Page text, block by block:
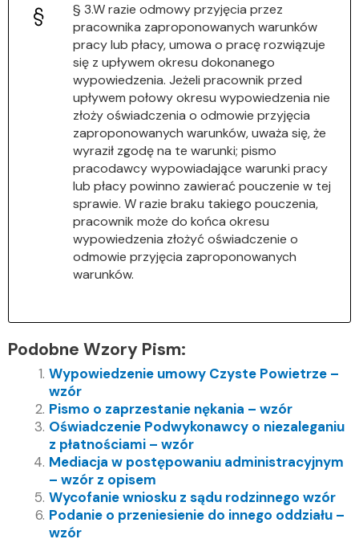
§ 3.W razie odmowy przyjęcia przez
pracownika zaproponowanych warunków
pracy lub płacy, umowa o pracę rozwiązuje
się z upływem okresu dokonanego
wypowiedzenia. Jeżeli pracownik przed
upływem połowy okresu wypowiedzenia nie
złoży oświadczenia o odmowie przyjęcia
zaproponowanych warunków, uważa się, że
wyraził zgodę na te warunki; pismo
pracodawcy wypowiadające warunki pracy
lub płacy powinno zawierać pouczenie w tej
sprawie. W razie braku takiego pouczenia,
pracownik może do końca okresu
wypowiedzenia złożyć oświadczenie o
odmowie przyjęcia zaproponowanych
warunków.
Podobne Wzory Pism:
Wypowiedzenie umowy Czyste Powietrze –
wzór
Pismo o zaprzestanie nękania – wzór
Oświadczenie Podwykonawcy o niezaleganiu
z płatnościami – wzór
Mediacja w postępowaniu administracyjnym
– wzór z opisem
Wycofanie wniosku z sądu rodzinnego wzór
Podanie o przeniesienie do innego oddziału –
wzór